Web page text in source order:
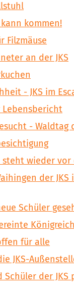
kommen!
Filzmäuse
an der JKS
- JKS im
- Waldtag
steht wieder vor
der JKS
Schüler
Königreich
für alle
JKS-
der JKS